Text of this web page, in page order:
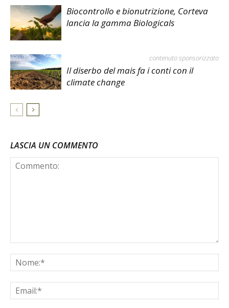
Biocontrollo e bionutrizione, Corteva
lancia la gamma Biologicals
contenuto sponsorizzato
Il diserbo del mais fa i conti con il
climate change
LASCIA UN COMMENTO